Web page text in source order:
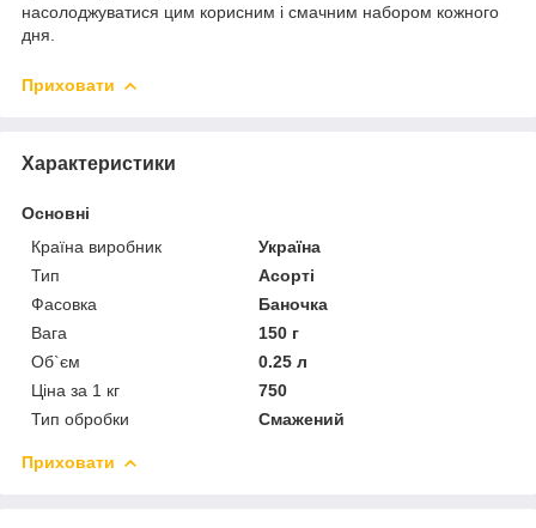
насолоджуватися цим корисним і смачним набором кожного
дня.
Приховати
Характеристики
Основні
Країна виробник
Україна
Тип
Асорті
Фасовка
Баночка
Вага
150 г
Об`єм
0.25 л
Ціна за 1 кг
750
Тип обробки
Смажений
Приховати